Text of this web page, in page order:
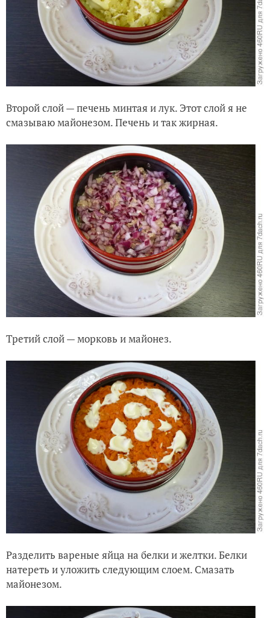
Второй слой — печень минтая и лук. Этот слой я не
смазываю майонезом. Печень и так жирная.
Третий слой — морковь и майонез.
Разделить вареные яйца на белки и желтки. Белки
натереть и уложить следующим слоем. Смазать
майонезом.